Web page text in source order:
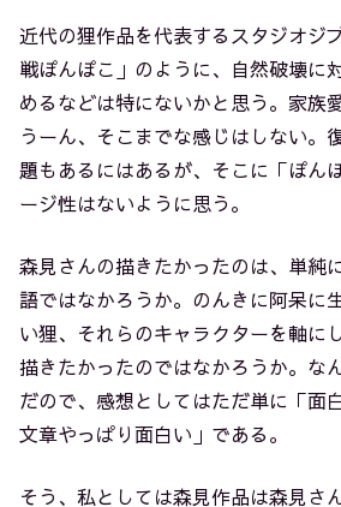
近代の狸作品を代表するスタジオジ
戦ぽんぽこ」のように、自然破壊に
めるなどは特にないかと思う。家族
うーん、そこまでな感じはしない。
題もあるにはあるが、そこに「ぽん
ージ性はないように思う。
森見さんの描きたかったのは、単純
語ではなかろうか。のんきに阿呆に
い狸、それらのキャラクターを軸に
描きたかったのではなかろうか。な
だので、感想としてはただ単に「面
文章やっぱり面白い」である。
そう、私としては森見作品は森見さ